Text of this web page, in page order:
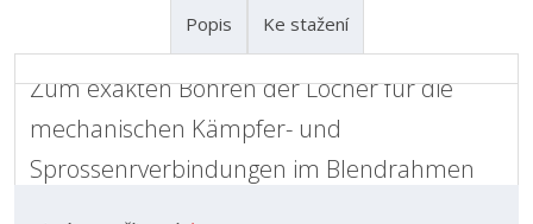
Popis
Zum exakten Bohren der Löcher für die
mechanischen Kämpfer- und
Sprossenrverbindungen im Blendrahmen
Ke stažení
Kontaktní formulář